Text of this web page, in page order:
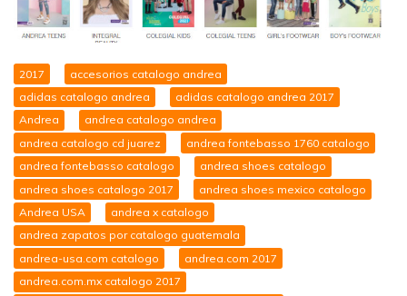
2017
accesorios catalogo andrea
adidas catalogo andrea
adidas catalogo andrea 2017
Andrea
andrea catalogo andrea
andrea catalogo cd juarez
andrea fontebasso 1760 catalogo
andrea fontebasso catalogo
andrea shoes catalogo
andrea shoes catalogo 2017
andrea shoes mexico catalogo
Andrea USA
andrea x catalogo
andrea zapatos por catalogo guatemala
andrea-usa.com catalogo
andrea.com 2017
andrea.com.mx catalogo 2017